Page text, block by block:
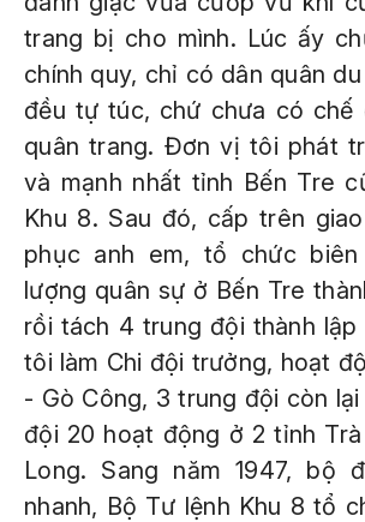
trang bị cho mình. Lúc ấy
chính quy, chỉ có dân quân
đều tự túc, chứ chưa có chế
quân trang. Đơn vị tôi phát
và mạnh nhất tỉnh Bến Tre
Khu 8. Sau đó, cấp trên
phục anh em, tổ chức
lượng quân sự ở Bến Tre
rồi tách 4 trung đội thành lập
tôi làm Chi đội trưởng, hoạt
- Gò Công, 3 trung đội còn lại
đội 20 hoạt động ở 2 tỉnh
Long. Sang năm 1947, bộ
nhanh, Bộ Tư lệnh Khu 8 tổ